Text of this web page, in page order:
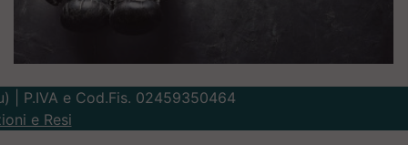
| P.IVA e Cod.Fis. 02459350464
e Resi